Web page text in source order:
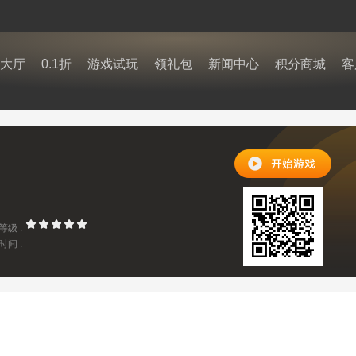
厅 0.1折 游戏试玩 领礼包 新闻中心 积分商城
级 :
间 :